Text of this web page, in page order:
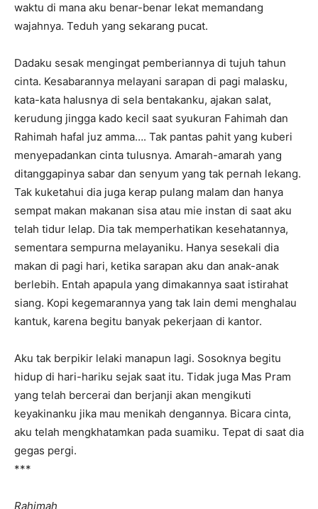
waktu di mana aku benar-benar lekat memandang
wajahnya. Teduh yang sekarang pucat.
Dadaku sesak mengingat pemberiannya di tujuh tahun
cinta. Kesabarannya melayani sarapan di pagi malasku,
kata-kata halusnya di sela bentakanku, ajakan salat,
kerudung jingga kado kecil saat syukuran Fahimah dan
Rahimah hafal juz amma…. Tak pantas pahit yang kuberi
menyepadankan cinta tulusnya. Amarah-amarah yang
ditanggapinya sabar dan senyum yang tak pernah lekang.
Tak kuketahui dia juga kerap pulang malam dan hanya
sempat makan makanan sisa atau mie instan di saat aku
telah tidur lelap. Dia tak memperhatikan kesehatannya,
sementara sempurna melayaniku. Hanya sesekali dia
makan di pagi hari, ketika sarapan aku dan anak-anak
berlebih. Entah apapula yang dimakannya saat istirahat
siang. Kopi kegemarannya yang tak lain demi menghalau
kantuk, karena begitu banyak pekerjaan di kantor.
Aku tak berpikir lelaki manapun lagi. Sosoknya begitu
hidup di hari-hariku sejak saat itu. Tidak juga Mas Pram
yang telah bercerai dan berjanji akan mengikuti
keyakinanku jika mau menikah dengannya. Bicara cinta,
aku telah mengkhatamkan pada suamiku. Tepat di saat dia
gegas pergi.
***
Rahimah